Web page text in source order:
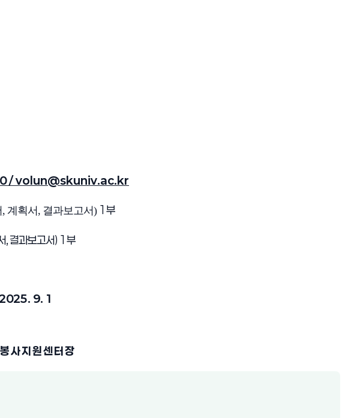
/ volun@skuniv.ac.kr
계획서, 결과보고서) 1 부
, 결과보고서) 1 부
9. 1
사 지 원 센 터 장